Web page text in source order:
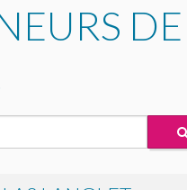
NONE
NONE